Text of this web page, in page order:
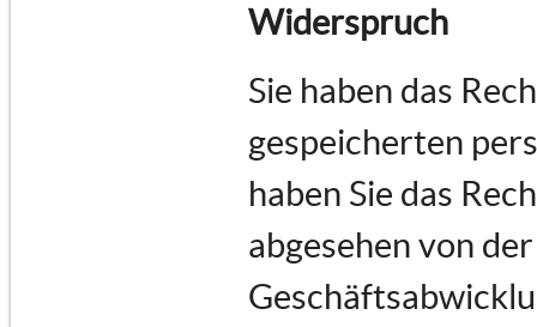
Widerspruch
Sie haben das
gespeicherten
haben Sie das
abgesehen von